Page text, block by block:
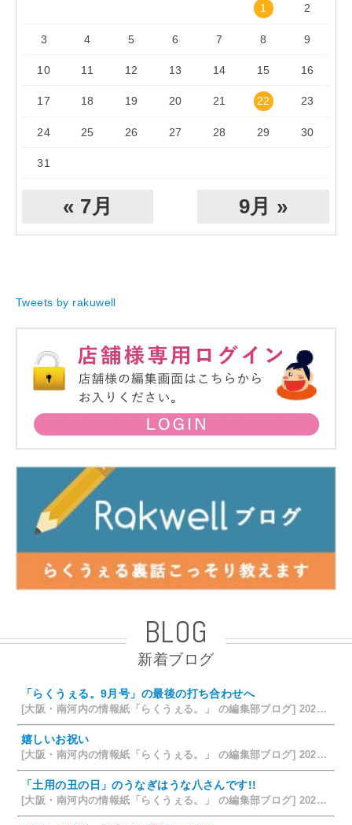
1 2
3 4 5 6 7 8 9
10 11 12 13 14 15 16
17 18 19 20 21 22 23
24 25 26 27 28 29 30
31
« 7月 9月 »
Tweets by rakuwell
BLOG
新着ブログ
「らくうぇる。9月号」の最後の打ち合わせへ
[大阪・南河内の情報紙「らくうぇる。」 の編集部ブログ] 2026/08/09 19:58
嬉しいお祝い
[大阪・南河内の情報紙「らくうぇる。」 の編集部ブログ] 2026/07/28 18:42
「土用の丑の日」のうなぎはうな八さんです!!
[大阪・南河内の情報紙「らくうぇる。」 の編集部ブログ] 2026/07/26 14:12